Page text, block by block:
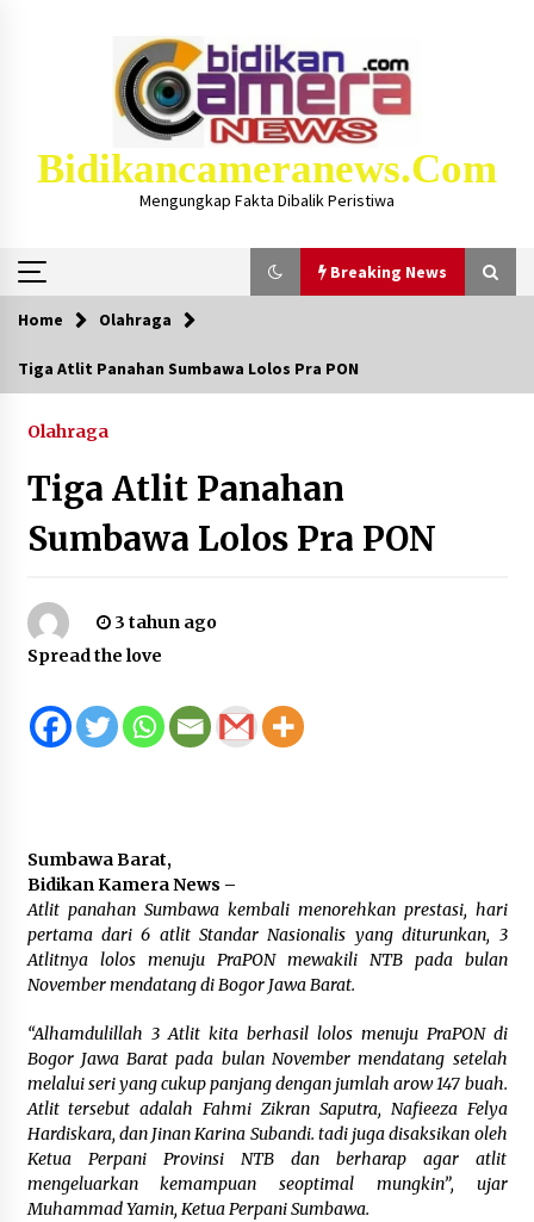
Bidikancameranews.com
Mengungkap Fakta Dibalik Peristiwa
Breaking News
Breaking News
Kejaksaan KSB Mulai Lidik Mafia Tanah Desa
Sekongkang Bawah
Sampaikan Syiar Kamtibmas, Kapolsek Eko
Riyono Ajak Jama’ah Waspadai Bahaya Narkoba
demi Masa Depan Generasi Muda
Ketua KONI Sumbawa, Abdul Rafiq, SH., M.Si.,
Resmi Nyatakan Dukungan Kepada Mori Hanafi
Langsung SDN Kanar, Pastikan Kelayakan
Sarana dan Prasarana Belajar Siswa
2 jam ago
BAZNAS dan IDI Sumbawa Sepakat Sinergikan
Program Kesehatan Untuk Masyarakat
24 jam ago
Polsek Labuhan Badas Tertibkan Pengemis
yang Mempekerjakan Anak di Bawah Umur
2 hari ago
Bupati H. Jarot Tegaskan Pengurangan Risiko
Bencana Dimulai dari Desa, Selaras dengan
Implementasi Sumbawa Hijau Lestari
2 hari ago
Home Olahraga
Tiga Atlit Panahan Sumbawa Lolos Pra PON
Olahraga
Tiga Atlit Panahan
Sumbawa Lolos Pra PON
3 tahun ago
Spread the love
Sumbawa Barat,
Bidikan Kamera News –
Atlit panahan Sumbawa kembali menorehkan prestasi, hari
pertama dari 6 atlit Standar Nasionalis yang diturunkan, 3
Atlitnya lolos menuju PraPON mewakili NTB pada bulan
November mendatang di Bogor Jawa Barat.
“Alhamdulillah 3 Atlit kita berhasil lolos menuju PraPON di
Bogor Jawa Barat pada bulan November mendatang setelah
melalui seri yang cukup panjang dengan jumlah arow 147 buah.
Atlit tersebut adalah Fahmi Zikran Saputra, Nafieeza Felya
Hardiskara, dan Jinan Karina Subandi. tadi juga disaksikan oleh
Ketua Perpani Provinsi NTB dan berharap agar atlit
mengeluarkan kemampuan seoptimal mungkin”, ujar
Muhammad Yamin, Ketua Perpani Sumbawa.